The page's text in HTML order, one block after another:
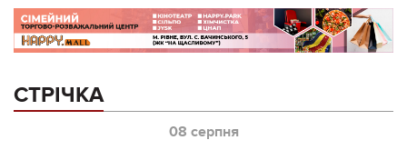
СТРІЧКА
08 серпня